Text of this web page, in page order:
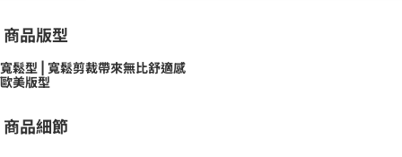
商品版型
寬鬆型 | 寬鬆剪裁帶來無比舒適感
歐美版型
商品細節